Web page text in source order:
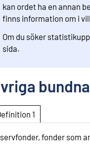
kan ordet ha en annan
finns information om i
Om du söker
sida.
Definition 1
fonder som